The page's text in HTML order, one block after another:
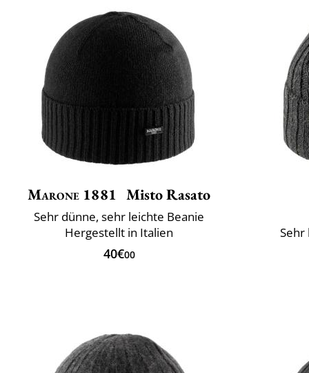
Marone 1881 Misto Rasato
Sehr dünne, sehr leichte Beanie
Hergestellt in Italien
40€00